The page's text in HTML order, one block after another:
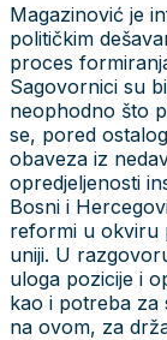
Magazinović je
političkim
proces
Sagovornici su
neophodno što
se, pored
obaveza iz
opredjeljenosti
Bosni i
reformi u okviru
uniji. U
uloga pozicije i
kao i potreba za
na ovom, za